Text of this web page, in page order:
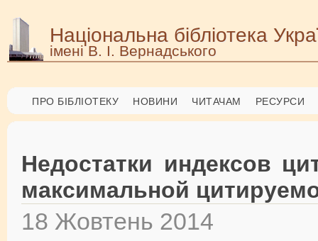
Національна бібліотека
імені В. І. Вернадського
ПРО БІБЛІОТЕКУ НОВИНИ ЧИТАЧАМ РЕСУРСИ
Недостатки индексов
максимальной
18 Жовтень 2014